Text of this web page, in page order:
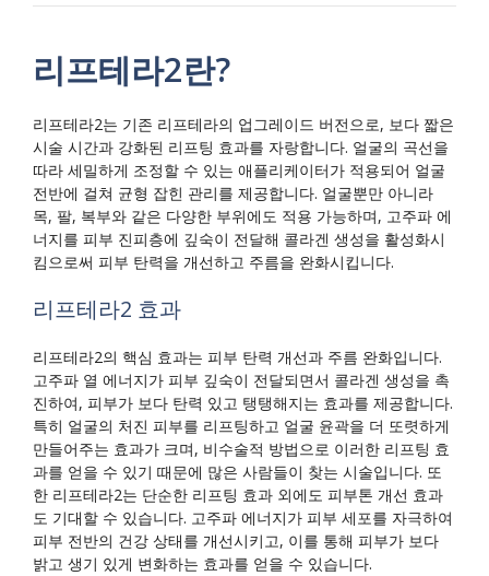
리프테라2란?
리프테라2는 기존 리프테라의 업그레이드 버전으로, 보다 짧은
시술 시간과 강화된 리프팅 효과를 자랑합니다. 얼굴의 곡선을
따라 세밀하게 조정할 수 있는 애플리케이터가 적용되어 얼굴
전반에 걸쳐 균형 잡힌 관리를 제공합니다. 얼굴뿐만 아니라
목, 팔, 복부와 같은 다양한 부위에도 적용 가능하며, 고주파 에
너지를 피부 진피층에 깊숙이 전달해 콜라겐 생성을 활성화시
킴으로써 피부 탄력을 개선하고 주름을 완화시킵니다.
리프테라2 효과
리프테라2의 핵심 효과는 피부 탄력 개선과 주름 완화입니다.
고주파 열 에너지가 피부 깊숙이 전달되면서 콜라겐 생성을 촉
진하여, 피부가 보다 탄력 있고 탱탱해지는 효과를 제공합니다.
특히 얼굴의 처진 피부를 리프팅하고 얼굴 윤곽을 더 또렷하게
만들어주는 효과가 크며, 비수술적 방법으로 이러한 리프팅 효
과를 얻을 수 있기 때문에 많은 사람들이 찾는 시술입니다. 또
한 리프테라2는 단순한 리프팅 효과 외에도 피부톤 개선 효과
도 기대할 수 있습니다. 고주파 에너지가 피부 세포를 자극하여
피부 전반의 건강 상태를 개선시키고, 이를 통해 피부가 보다
밝고 생기 있게 변화하는 효과를 얻을 수 있습니다.